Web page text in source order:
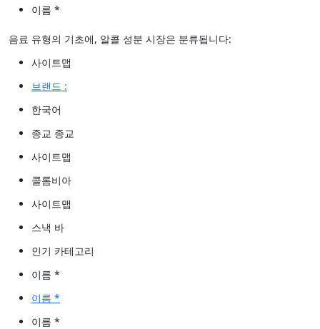
이름 *
음료 유형의 기초에, 알콜 성분 시장은 분류됩니다:
사이트맵
브랜드 :
한국어
종교 종교
사이트맵
콜롬비아
사이트맵
스낵 바
인기 카테고리
이름 *
이름 *
이름 *